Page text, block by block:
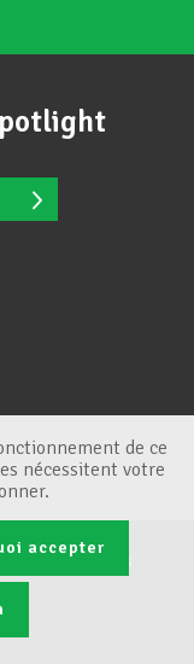
Gestion des cookies
de ce
nécessitent votre
accepter